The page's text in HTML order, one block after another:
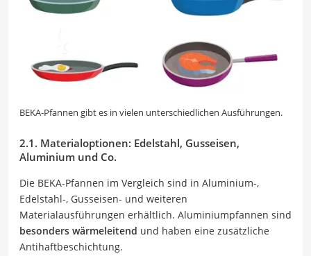
BEKA-Pfannen gibt es in vielen unterschiedlichen Ausführungen.
2.1. Materialoptionen: Edelstahl, Gusseisen,
Aluminium und Co.
Die BEKA-Pfannen im Vergleich sind in Aluminium-,
Edelstahl-, Gusseisen- und weiteren
Materialausführungen erhältlich. Aluminiumpfannen sind
besonders wärmeleitend und haben eine zusätzliche
Antihaftbeschichtung.